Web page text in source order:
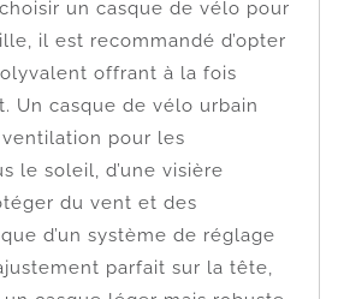
choisir un casque de vélo pour
il est recommandé d’opter
offrant à la fois
Un casque de vélo urbain
pour les
le soleil, d’une visière
du vent et des
d’un système de réglage
parfait sur la tête,